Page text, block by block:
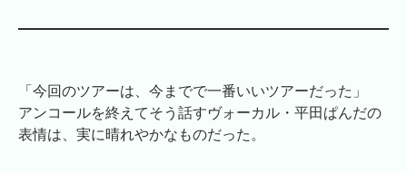
「今回のツアーは、今までで一番いいツアーだった」
アンコールを終えてそう話すヴォーカル・平田ぱんだの
表情は、実に晴れやかなものだった。